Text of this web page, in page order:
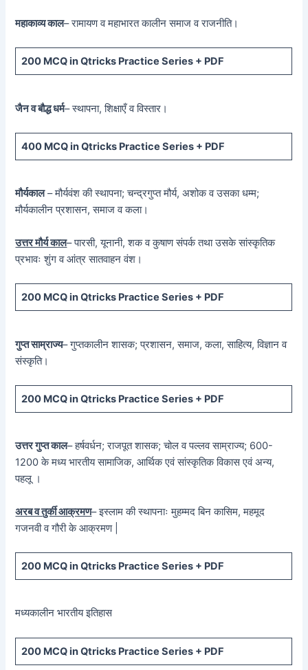
महाकाव्य काल– रामायण व महाभारत कालीन समाज व राजनीति।
200 MCQin Qtricks Practice Series + PDF
जैन व बौद्ध धर्म– स्थापना, शिक्षाएँ व विस्तार।
400 MCQin Qtricks Practice Series + PDF
मौर्यकाल– मौर्यवंश की स्थापना; चन्द्रगुप्त मौर्य, अशोक व उसका धम्म;
मौर्यकालीन प्रशासन, समाज व कला।
उत्तर मौर्य काल– पारसी, यूनानी, शक व कुषाण संपर्क तथा उसके सांस्कृतिक
प्रभावः शुंग व आंत्र सातवाहन वंश।
200 MCQ in Qtricks Practice Series + PDF
गुप्त साम्राज्य– गुप्तकालीन शासक; प्रशासन, समाज, कला, साहित्य, विज्ञान व
संस्कृति।
200 MCQ in Qtricks Practice Series + PDF
उत्तर गुप्त काल– हर्षवर्धन; राजपूत शासक; चोल व पल्लव साम्राज्य; 600-
1200 के मध्य भारतीय सामाजिक, आर्थिक एवं सांस्कृतिक विकास एवं अन्य,
पहलू ।
अरब व तुर्की आक्रमण– इस्लाम की स्थापनाः मुहम्मद बिन कासिम, महमूद
गजनवी व गौरी के आक्रमण |
200 MCQ in Qtricks Practice Series + PDF
मध्यकालीन भारतीय इतिहास
200 MCQ in Qtricks Practice Series + PDF